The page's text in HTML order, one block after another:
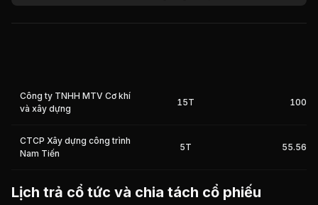
Công ty TNHH MTV Cơ khí
và xây dựng
15T 100%
CTCP Xây dựng công trình
Nam Tiến
5T 55.56%
Lịch trả cổ tức và chia tách cổ phiếu